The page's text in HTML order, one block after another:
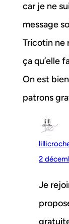
car je ne
message
Tricotin ne
ça qu’elle
On est
patrons
2
Je